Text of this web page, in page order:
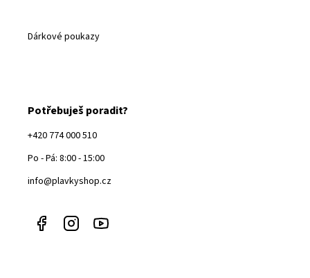
Dárkové poukazy
Potřebuješ poradit?
+420 774 000 510
Po - Pá: 8:00 - 15:00
info@plavkyshop.cz